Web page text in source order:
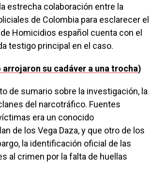
estrecha colaboración entre la
de Colombia para esclarecer el
Homicidios español cuenta con el
testigo principal en el caso.
su cadáver a una trocha)
de sumario sobre la investigación, la
del narcotráfico. Fuentes
era un conocido
de los Vega Daza, y que otro de los
la identificación oficial de las
al crimen por la falta de huellas